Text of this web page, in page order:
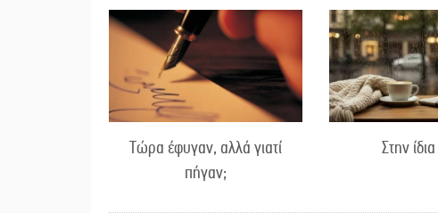
Τώρα έφυγαν, αλλά γιατί
πήγαν;
Στην